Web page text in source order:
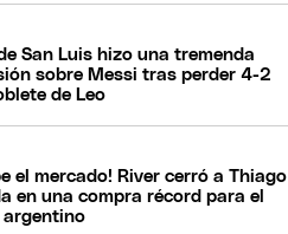
San Luis hizo una tremenda
sobre Messi tras perder 4-2
de Leo
el mercado! River cerró a Thiago
en una compra récord para el